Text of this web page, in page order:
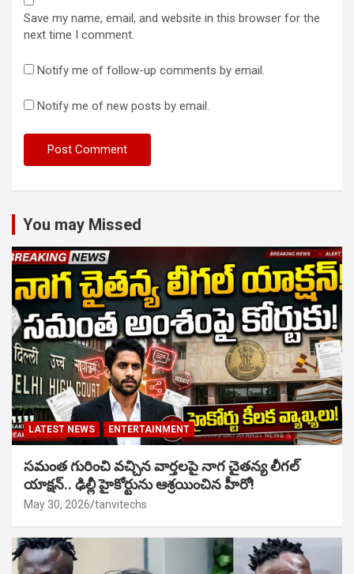
Save my name, email, and website in this browser for the
next time I comment.
Notify me of follow-up comments by email.
Notify me of new posts by email.
You may Missed
LATEST NEWS ENTERTAINMENT
సమంత గురించి వచ్చిన వార్తలపై నాగ చైతన్య లీగల్
యాక్షన్.. ఢిల్లీ హైకోర్టును ఆశ్రయించిన హీరో!
May 30, 2026 tanvitechs